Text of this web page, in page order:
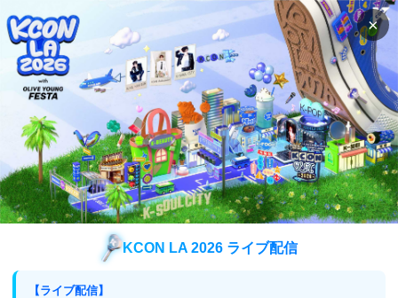
検索 視聴方法
検索 チャンソンの検索結果
チャンソン 検索結果
×
KCON LA 2026 ライブ配信
【ライブ配信】